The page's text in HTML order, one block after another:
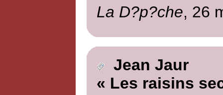
La D?p?che, 26
Jean Jaur
« Les raisins